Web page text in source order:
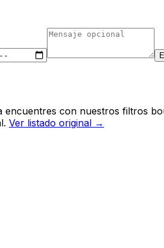
con nuestros filtros
Ver listado original →